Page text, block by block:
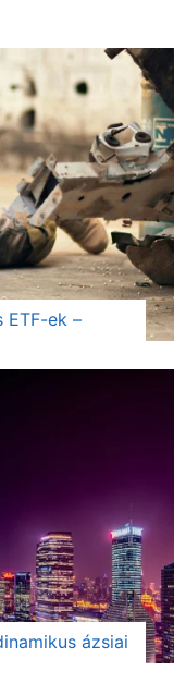
ETF-ek –
ázsiai